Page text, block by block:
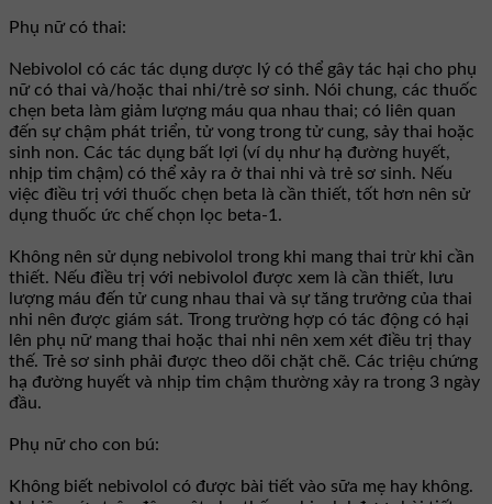
Phụ nữ có thai:
Nebivolol có các tác dụng dược lý có thể gây tác hại cho phụ
nữ có thai và/hoặc thai nhi/trẻ sơ sinh. Nói chung, các thuốc
chẹn beta làm giảm lượng máu qua nhau thai; có liên quan
đến sự chậm phát triển, tử vong trong tử cung, sảy thai hoặc
sinh non. Các tác dụng bất lợi (ví dụ như hạ đường huyết,
nhịp tim chậm) có thể xảy ra ở thai nhi và trẻ sơ sinh. Nếu
việc điều trị với thuốc chẹn beta là cần thiết, tốt hơn nên sử
dụng thuốc ức chế chọn lọc beta-1.
Không nên sử dụng nebivolol trong khi mang thai trừ khi cần
thiết. Nếu điều trị với nebivolol được xem là cần thiết, lưu
lượng máu đến tử cung nhau thai và sự tăng trưởng của thai
nhi nên được giám sát. Trong trường hợp có tác động có hại
lên phụ nữ mang thai hoặc thai nhi nên xem xét điều trị thay
thế. Trẻ sơ sinh phải được theo dõi chặt chẽ. Các triệu chứng
hạ đường huyết và nhịp tim chậm thường xảy ra trong 3 ngày
đầu.
Phụ nữ cho con bú:
Không biết nebivolol có được bài tiết vào sữa mẹ hay không.